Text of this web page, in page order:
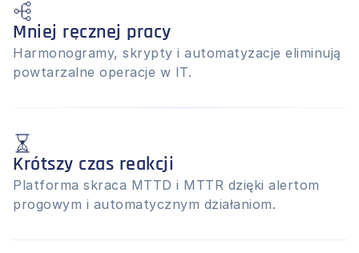
Mniej ręcznej pracy
Harmonogramy, skrypty i automatyzacje eliminują
powtarzalne operacje w IT.
Krótszy czas reakcji
Platforma skraca MTTD i MTTR dzięki alertom
progowym i automatycznym działaniom.